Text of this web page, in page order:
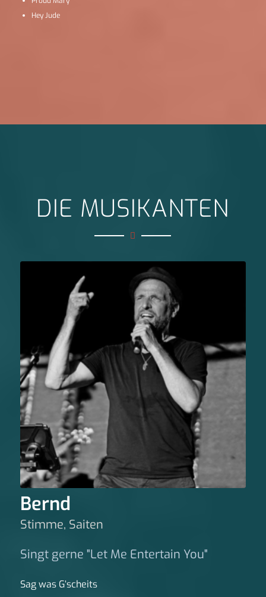
Hey Jude
DIE MUSIKANTEN
Bernd
Stimme, Saiten
Singt gerne "Let Me Entertain You"
Sag was G‘scheits